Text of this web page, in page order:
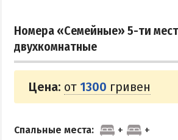
Номера «Семейные» 5-ти
двухкомнатные
Цена: от 1300 гривен
Спальные места: